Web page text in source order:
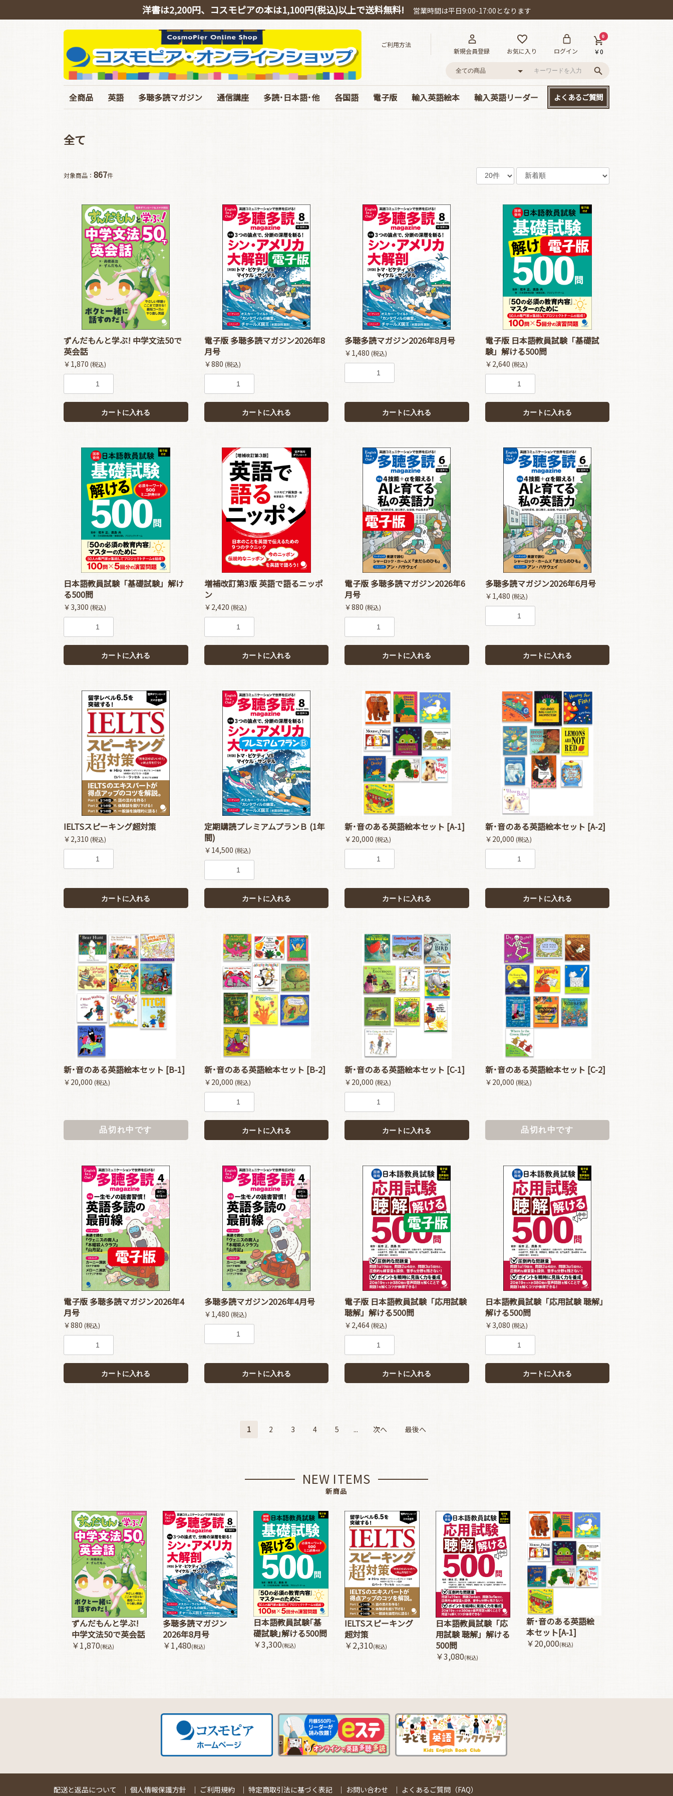
洋書は2,200円、コスモピアの本は1,100円(税込)以上で送料無料! 営業時間は平日9:00-17:00となります
ご利用方法
新規会員登録 お気に入り ログイン
0
￥0
全商品 英語 多聴多読マガジン 通信講座 多読･日本語･他 各国語 電子版 輸入英語絵本 輸入英語リーダー よくあるご質問
全て
対象商品： 867件
ずんだもんと学ぶ! 中学文法50で
英会話
￥1,870 (税込)
カートに入れる
電子版 多聴多読マガジン2026年8
月号
￥880 (税込)
カートに入れる
多聴多読マガジン2026年8月号
￥1,480 (税込)
カートに入れる
電子版 日本語教員試験「基礎試
験」解ける500問
￥2,640 (税込)
カートに入れる
日本語教員試験「基礎試験」解け
る500問
￥3,300 (税込)
カートに入れる
増補改訂第3版 英語で語るニッポ
ン
￥2,420 (税込)
カートに入れる
電子版 多聴多読マガジン2026年6
月号
￥880 (税込)
カートに入れる
多聴多読マガジン2026年6月号
￥1,480 (税込)
カートに入れる
IELTSスピーキング超対策
￥2,310 (税込)
カートに入れる
定期購読プレミアムプランＢ (1年
間)
￥14,500 (税込)
カートに入れる
新･音のある英語絵本セット [A-1]
￥20,000 (税込)
カートに入れる
新･音のある英語絵本セット [A-2]
￥20,000 (税込)
カートに入れる
新･音のある英語絵本セット [B-1]
￥20,000 (税込)
品切れ中です
新･音のある英語絵本セット [B-2]
￥20,000 (税込)
カートに入れる
新･音のある英語絵本セット [C-1]
￥20,000 (税込)
カートに入れる
新･音のある英語絵本セット [C-2]
￥20,000 (税込)
品切れ中です
電子版 多聴多読マガジン2026年4
月号
￥880 (税込)
カートに入れる
多聴多読マガジン2026年4月号
￥1,480 (税込)
カートに入れる
電子版 日本語教員試験「応用試験
聴解」解ける500問
￥2,464(税込)
カートに入れる
日本語教員試験「応用試験 聴解」
解ける500問
￥3,080 (税込)
カートに入れる
お買い物を続ける カートへ進む
1 2 3 4 5 ... 次へ 最後へ
NEW ITEMS
新商品
ずんだもんと学ぶ!
中学文法50で英会話
￥1,870(税込)
多聴多読マガジン
2026年8月号
￥1,480(税込)
日本語教員試験｢基
礎試験｣解ける500問
￥3,300(税込)
IELTSスピーキング
超対策
￥2,310(税込)
日本語教員試験「応
用試験 聴解」解ける
500問
￥3,080(税込)
新･音のある英語絵
本セット[A-1]
￥20,000(税込)
配送と返品について ｜ 個人情報保護方針 ｜ ご利用規約 ｜ 特定商取引法に基づく表記 ｜ お問い合わせ ｜ よくあるご質問（FAQ）